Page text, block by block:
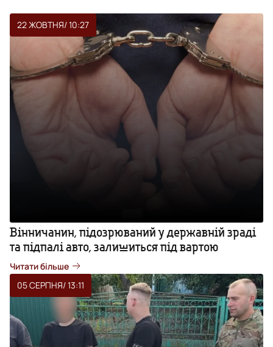
22 ЖОВТНЯ/ 10:27
Вінничанин, підозрюваний у державній зраді
та підпалі авто, залишиться під вартою
Читати більше
05 СЕРПНЯ/ 13:11